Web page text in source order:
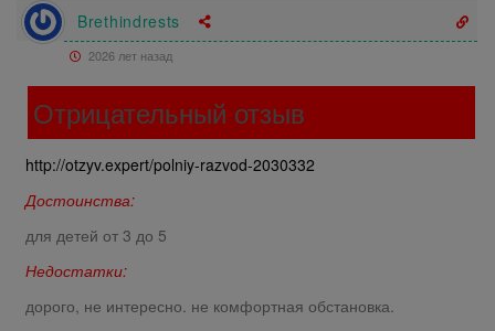
Brethindrests
2026 лет назад
Отрицательный отзыв
http://otzyv.expert/polniy-razvod-2030332
Достоинства:
для детей от 3 до 5
Недостатки:
дорого, не интересно. не комфортная обстановка.